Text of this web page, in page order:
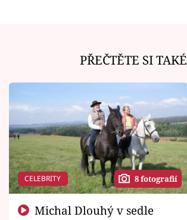
PŘEČTĚTE SI TAKÉ
CELEBRITY 8 fotografií